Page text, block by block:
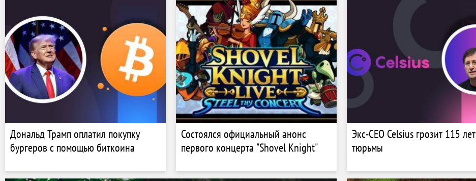
Дональд Трамп оплатил покупку
бургеров с помощью биткоина
Состоялся официальный анонс
первого концерта "Shovel Knight"
Экс-CEO Celsius грозит 115 лет
тюрьмы